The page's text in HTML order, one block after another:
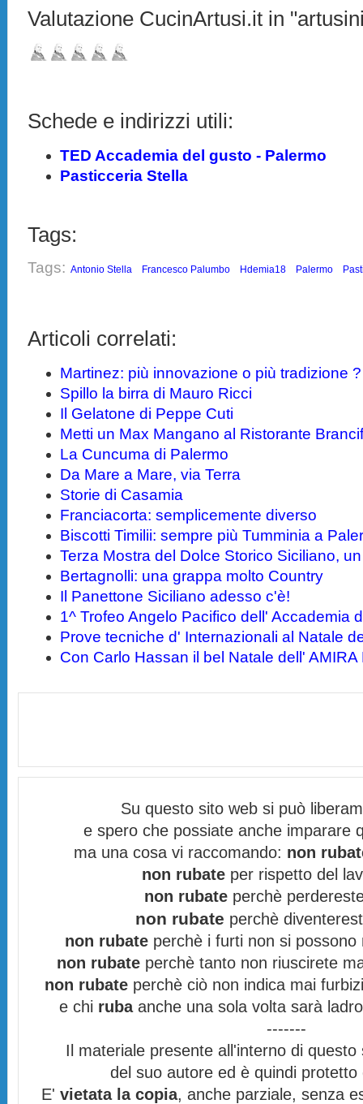
Valutazione CucinArtusi.it in
Schede e indirizzi utili:
TED Accademia del gusto - Palermo
Pasticceria Stella
Tags:
Tags: Antonio Stella Francesco Palumbo Hdemia18 Palermo
Articoli correlati:
Martinez: più innovazione o più tradizione ?
Spillo la birra di Mauro Ricci
Il Gelatone di Peppe Cuti
Metti un Max Mangano al Ristorante
La Cuncuma di Palermo
Da Mare a Mare, via Terra
Storie di Casamia
Franciacorta: semplicemente diverso
Biscotti Timilii: sempre più Tumminia a
Terza Mostra del Dolce Storico Siciliano,
Bertagnolli: una grappa molto Country
Il Panettone Siciliano adesso c'è!
1^ Trofeo Angelo Pacifico dell' Accademia
Prove tecniche d' Internazionali al Natale
Con Carlo Hassan il bel Natale dell' AMIRA
Su questo sito web si può
e spero che possiate anche imparare
ma una cosa vi raccomando: non
non rubate per rispetto del
non rubate perchè
non rubate perchè
non rubate perchè i furti non si
non rubate perchè tanto non riuscirete
non rubate perchè ciò non indica mai
e chi rubaanche una sola volta sarà
-------
Il materiale presente all'interno di
del suo autore ed è quindi
E' vietata la copia, anche parziale, senza